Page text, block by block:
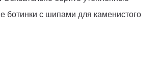
ботинки с шипами для каменистого